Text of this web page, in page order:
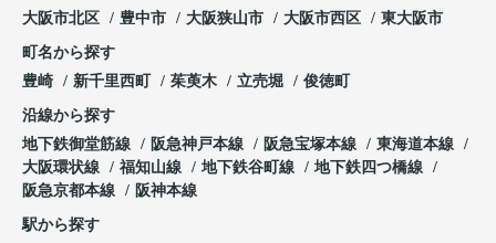
大阪市北区
豊中市 大阪狭山市 大阪市西区 東大阪市
町名から探す
豊崎
新千里西町 茱萸木 立売堀 俊徳町
沿線から探す
地下鉄御堂筋線
阪急神戸本線 阪急宝塚本線
東海道本線
大阪環状線
福知山線 地下鉄谷町線
地下鉄四つ橋線
阪急京都本線
阪神本線
駅から探す